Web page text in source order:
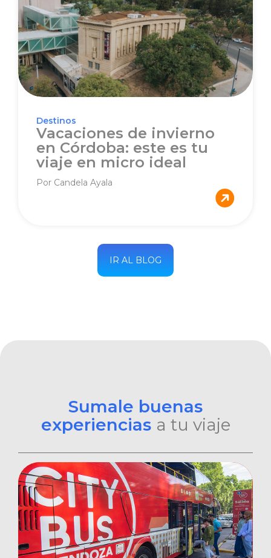
Destinos
Vacaciones de invierno
en Córdoba: este es tu
viaje en micro ideal
Por Candela Ayala
IR AL BLOG
Sumale buenas
experiencias a tu viaje